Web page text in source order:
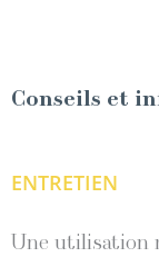
Conseils et
ENTRETIEN
Une utilisation